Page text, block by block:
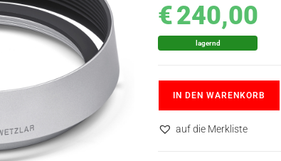
€240,00
lagernd
IN DEN WARENKORB
auf die Merkliste